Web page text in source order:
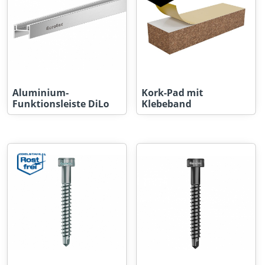
Aluminium-
Funktionsleiste DiLo
Kork-Pad mit
Klebeband